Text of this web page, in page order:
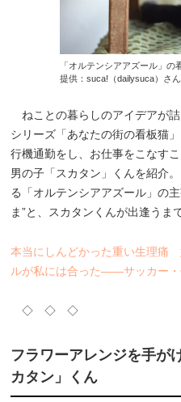
「オルテンシアアズール」
提供：suca!（dailysuca）さん
ねことの暮らしのアイデアが
シリーズ「あなたの街の看板猫
行機通勤をし、お仕事をこなす
男の子「スカタン」くんを紹介
る「オルテンシアアズール」の
ま”と、スカタンくんが出逢うま
本当にしんどかった重い生理痛
ルが私には合った――サッカー・
◇ ◇ ◇
フラワーアレンジを手が
カタン」くん